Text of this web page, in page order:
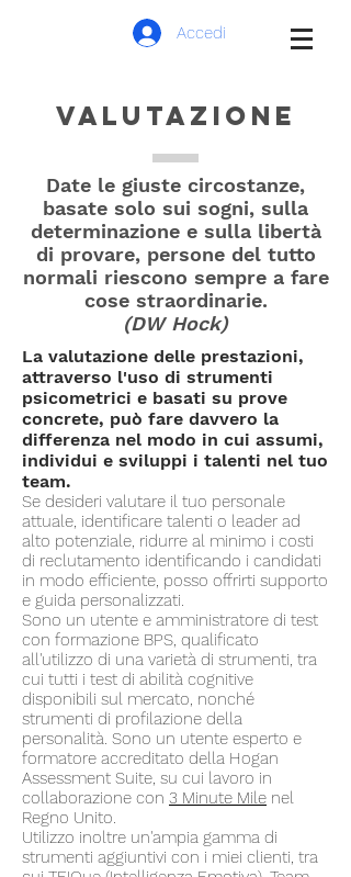
Accedi
VALUTAZIONE
Date le giuste circostanze,
basate solo sui sogni, sulla
determinazione e sulla libertà
di provare, persone del tutto
normali riescono sempre a fare
cose straordinarie.
(DW Hock)
La valutazione delle prestazioni,
attraverso l'uso di strumenti
psicometrici e basati su prove
concrete, può fare davvero la
differenza nel modo in cui assumi,
individui e sviluppi i talenti nel tuo
team.
Se desideri valutare il tuo personale
attuale, identificare talenti o leader ad
alto potenziale, ridurre al minimo i costi
di reclutamento identificando i candidati
in modo efficiente, posso offrirti supporto
e guida personalizzati.
Sono un utente e amministratore di test
con formazione BPS, qualificato
all'utilizzo di una varietà di strumenti, tra
cui tutti i test di abilità cognitive
disponibili sul mercato, nonché
strumenti di profilazione della
personalità. Sono un utente esperto e
formatore accreditato della Hogan
Assessment Suite, su cui lavoro in
collaborazione con 3 Minute Mile nel
Regno Unito.
Utilizzo inoltre un'ampia gamma di
strumenti aggiuntivi con i miei clienti, tra